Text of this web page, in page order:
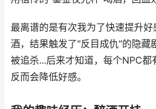
最离谱的是有次我为了快速提升
酒，结果触发了"反目成仇"的隐藏
被追杀...后来才知道，每个NPC
反而会降低好感。